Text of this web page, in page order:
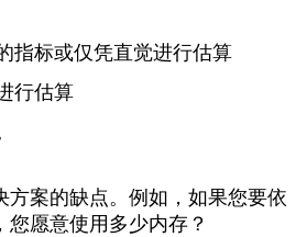
指标或仅凭直觉进行估算
行估算
方案的缺点。例如，如果您要依
愿意使用多少内存？